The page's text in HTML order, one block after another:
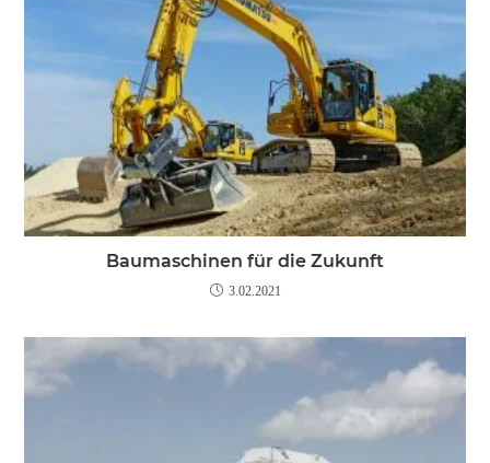
Baumaschinen für die Zukunft
3.02.2021